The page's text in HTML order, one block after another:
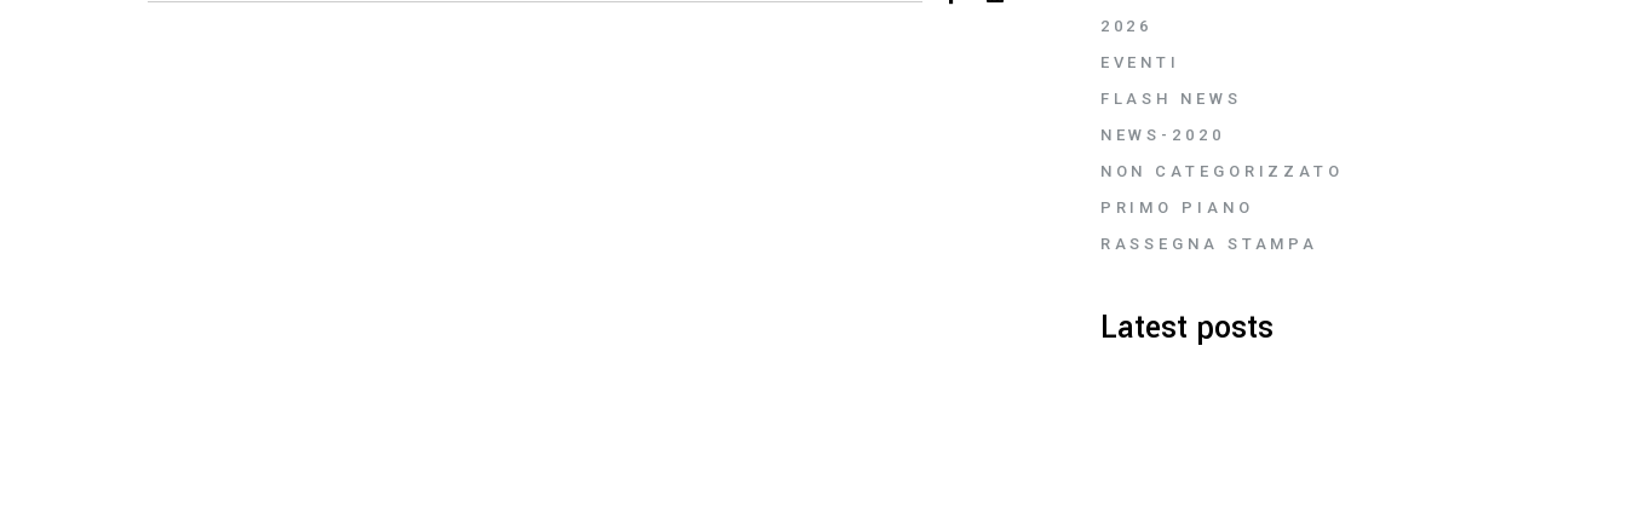
2026
EVENTI
FLASH NEWS
NEWS-2020
NON CATEGORIZZATO
PRIMO PIANO
RASSEGNA STAMPA
Latest posts